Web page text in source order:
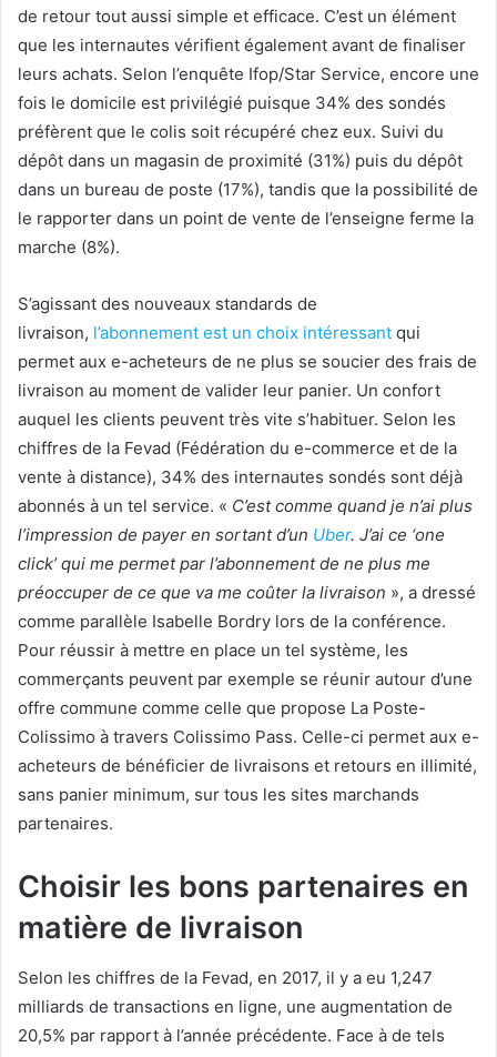
de retour tout aussi simple et efficace. C’est un élément
que les internautes vérifient également avant de finaliser
leurs achats. Selon l’enquête Ifop/Star Service, encore une
fois le domicile est privilégié puisque 34% des sondés
préfèrent que le colis soit récupéré chez eux. Suivi du
dépôt dans un magasin de proximité (31%) puis du dépôt
dans un bureau de poste (17%), tandis que la possibilité de
le rapporter dans un point de vente de l’enseigne ferme la
marche (8%).
S’agissant des nouveaux standards de
livraison, l’abonnement est un choix intéressant qui
permet aux e-acheteurs de ne plus se soucier des frais de
livraison au moment de valider leur panier. Un confort
auquel les clients peuvent très vite s’habituer. Selon les
chiffres de la Fevad (Fédération du e-commerce et de la
vente à distance), 34% des internautes sondés sont déjà
abonnés à un tel service. « C’est comme quand je n’ai plus
l’impression de payer en sortant d’un Uber. J’ai ce ‘one
click’ qui me permet par l’abonnement de ne plus me
préoccuper de ce que va me coûter la livraison », a dressé
comme parallèle Isabelle Bordry lors de la conférence.
Pour réussir à mettre en place un tel système, les
commerçants peuvent par exemple se réunir autour d’une
offre commune comme celle que propose La Poste-
Colissimo à travers Colissimo Pass. Celle-ci permet aux e-
acheteurs de bénéficier de livraisons et retours en illimité,
sans panier minimum, sur tous les sites marchands
partenaires.
Choisir les bons partenaires en
matière de livraison
Selon les chiffres de la Fevad, en 2017, il y a eu 1,247
milliards de transactions en ligne, une augmentation de
20,5% par rapport à l’année précédente. Face à de tels